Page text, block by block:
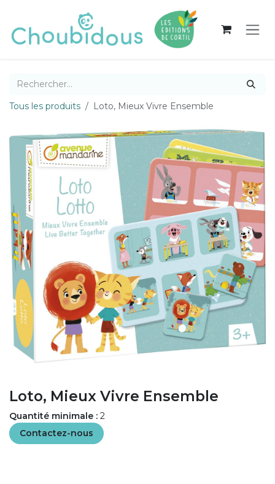
Tous les produits Loto, Mieux Vivre Ensemble
Loto, Mieux Vivre Ensemble
Quantité minimale : 2
Contactez-nous